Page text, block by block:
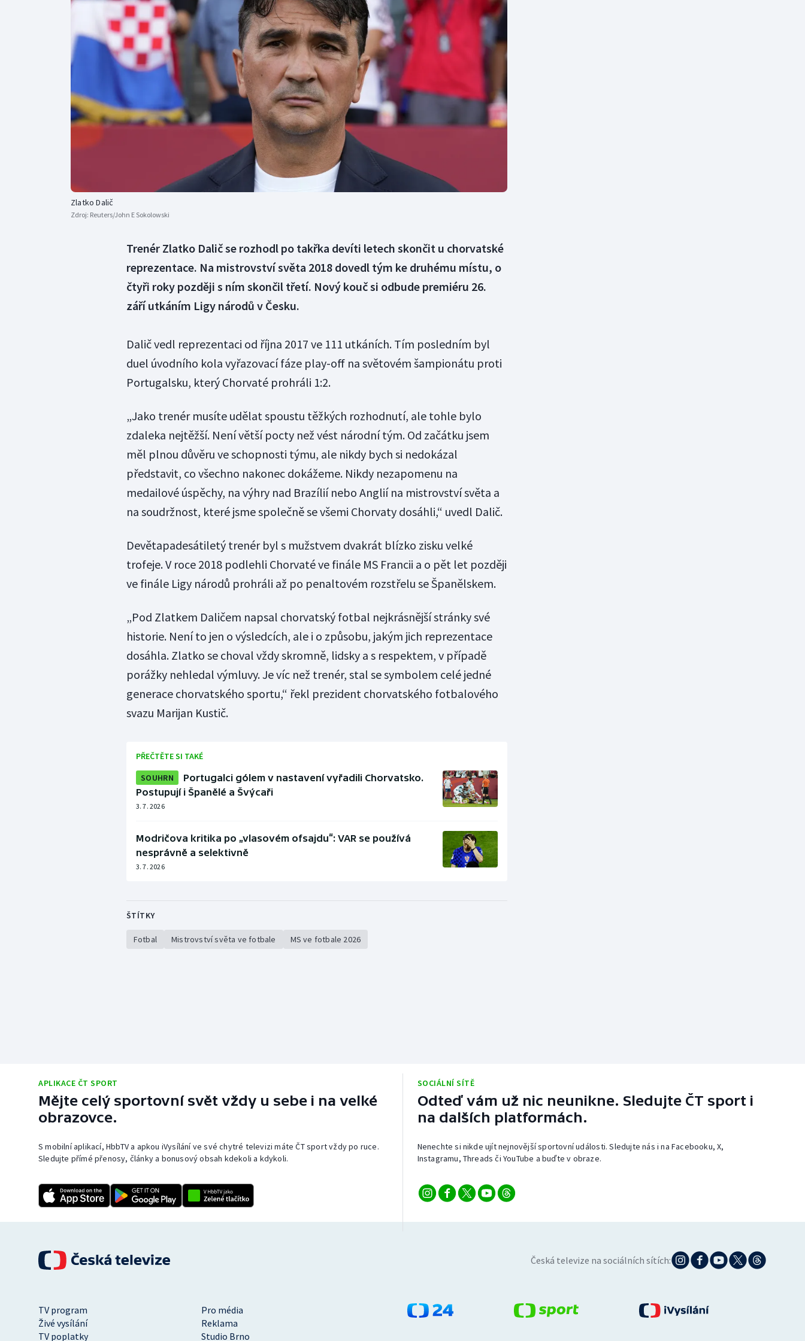
Curling
Dostihy
Florbal
Golf
Gymnastika
Moderní pětiboj
Motorsport
Olympijské hry
Parasport
Plavání
Plážový volejbal
Triatlon
Veslování
Volejbal
Zlatko Dalič
Zdroj: Reuters/John E Sokolowski
Trenér Zlatko Dalič se rozhodl po takřka devíti letech skončit u chorvatské
reprezentace. Na mistrovství světa 2018 dovedl tým ke druhému místu, o
čtyři roky později s ním skončil třetí. Nový kouč si odbude premiéru 26.
září utkáním Ligy národů v Česku.
Dalič vedl reprezentaci od října 2017 ve 111 utkáních. Tím posledním byl
duel úvodního kola vyřazovací fáze play-off na světovém šampionátu proti
Portugalsku, který Chorvaté prohráli 1:2.
„Jako trenér musíte udělat spoustu těžkých rozhodnutí, ale tohle bylo
zdaleka nejtěžší. Není větší pocty než vést národní tým. Od začátku jsem
měl plnou důvěru ve schopnosti týmu, ale nikdy bych si nedokázal
představit, co všechno nakonec dokážeme. Nikdy nezapomenu na
medailové úspěchy, na výhry nad Brazílií nebo Anglií na mistrovství světa a
na soudržnost, které jsme společně se všemi Chorvaty dosáhli,“ uvedl Dalič.
Devětapadesátiletý trenér byl s mužstvem dvakrát blízko zisku velké
trofeje. V roce 2018 podlehli Chorvaté ve finále MS Francii a o pět let později
ve finále Ligy národů prohráli až po penaltovém rozstřelu se Španělskem.
„Pod Zlatkem Daličem napsal chorvatský fotbal nejkrásnější stránky své
historie. Není to jen o výsledcích, ale i o způsobu, jakým jich reprezentace
dosáhla. Zlatko se choval vždy skromně, lidsky a s respektem, v případě
porážky nehledal výmluvy. Je víc než trenér, stal se symbolem celé jedné
generace chorvatského sportu,“ řekl prezident chorvatského fotbalového
svazu Marijan Kustič.
PŘEČTĚTE SI TAKÉ
SOUHRN
Portugalci gólem v nastavení vyřadili Chorvatsko.
Postupují i Španělé a Švýcaři
3. 7. 2026
Modričova kritika po „vlasovém ofsajdu“: VAR se používá
nesprávně a selektivně
3. 7. 2026
ŠTÍTKY
Fotbal Mistrovství světa ve fotbale MS ve fotbale 2026
APLIKACE ČT SPORT
Mějte celý sportovní svět vždy u sebe i na velké
obrazovce.
S mobilní aplikací, HbbTV a apkou iVysílání ve své chytré televizi máte ČT sport vždy po ruce.
Sledujte přímé přenosy, články a bonusový obsah kdekoli a kdykoli.
SOCIÁLNÍ SÍTĚ
Odteď vám už nic neunikne. Sledujte ČT sport i
na dalších platformách.
Nenechte si nikde ujít nejnovější sportovní události. Sledujte nás i na Facebooku, X,
Instagramu, Threads či YouTube a buďte v obraze.
Česká televize na sociálních sítích:
TV program
Pro média
Živé vysílání
Reklama
TV poplatky
Studio Brno